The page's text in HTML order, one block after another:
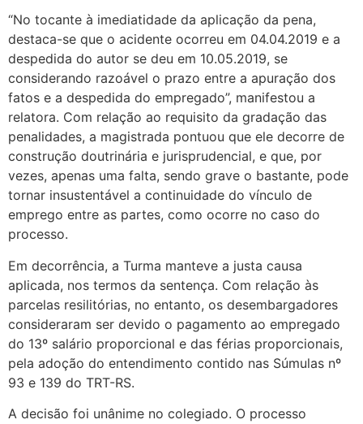
“No tocante à imediatidade da aplicação da pena,
destaca-se que o acidente ocorreu em 04.04.2019 e a
despedida do autor se deu em 10.05.2019, se
considerando razoável o prazo entre a apuração dos
fatos e a despedida do empregado”, manifestou a
relatora. Com relação ao requisito da gradação das
penalidades, a magistrada pontuou que ele decorre de
construção doutrinária e jurisprudencial, e que, por
vezes, apenas uma falta, sendo grave o bastante, pode
tornar insustentável a continuidade do vínculo de
emprego entre as partes, como ocorre no caso do
processo.
Em decorrência, a Turma manteve a justa causa
aplicada, nos termos da sentença. Com relação às
parcelas resilitórias, no entanto, os desembargadores
consideraram ser devido o pagamento ao empregado
do 13º salário proporcional e das férias proporcionais,
pela adoção do entendimento contido nas Súmulas nº
93 e 139 do TRT-RS.
A decisão foi unânime no colegiado. O processo